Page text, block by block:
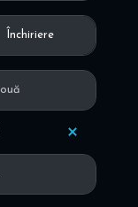
Închiriere